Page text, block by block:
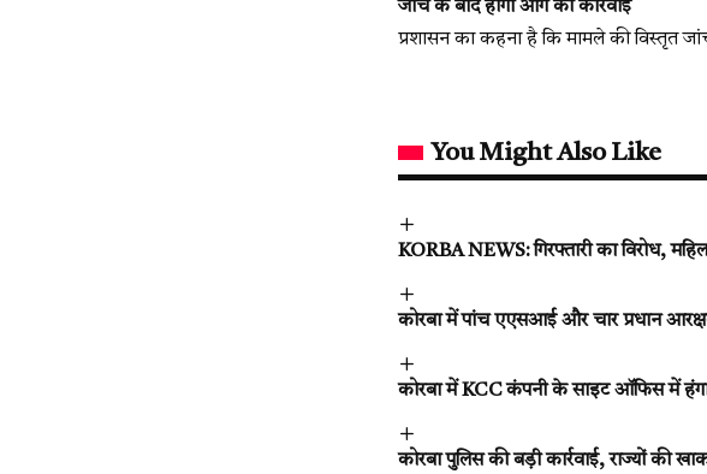
जांच के बाद होगी आगे की कार्रवाई
प्रशासन का कहना है कि मामले की विस्तृत
You Might Also Like
KORBA NEWS: गिरफ्तारी का विरोध,
कोरबा में पांच एएसआई और चार प्रधान
कोरबा में KCC कंपनी के साइट ऑफिस में
कोरबा पुलिस की बड़ी कार्रवाई, राज्यों की